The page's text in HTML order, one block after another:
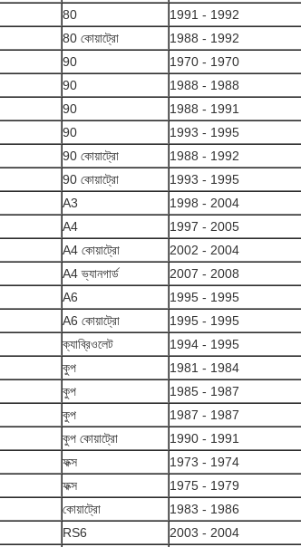
80 1991 - 1992
80 কোয়াট্রো 1988 - 1992
90 1970 - 1970
90 1988 - 1988
90 1988 - 1991
90 1993 - 1995
90 কোয়াট্রো 1988 - 1992
90 কোয়াট্রো 1993 - 1995
A3 1998 - 2004
A4 1997 - 2005
A4 কোয়াট্রো 2002 - 2004
A4 ভ্যানগার্ড 2007 - 2008
A6 1995 - 1995
A6 কোয়াট্রো 1995 - 1995
ক্যাব্রিওলেট 1994 - 1995
কুপ 1981 - 1984
কুপ 1985 - 1987
কুপ 1987 - 1987
কুপ কোয়াট্রো 1990 - 1991
ফক্স 1973 - 1974
ফক্স 1975 - 1979
কোয়াট্রো 1983 - 1986
RS6 2003 - 2004